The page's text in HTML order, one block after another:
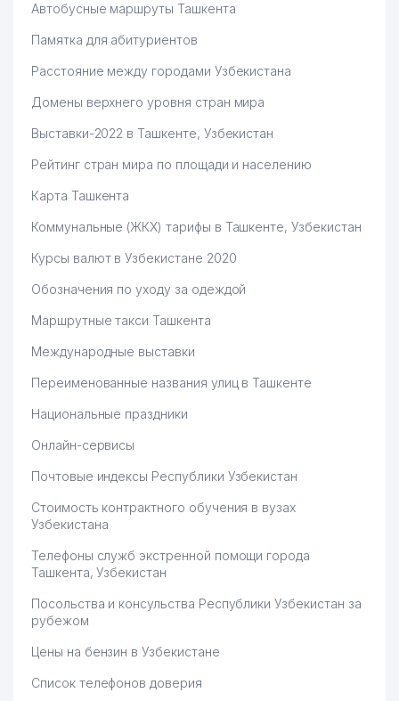
Автобусные маршруты Ташкента
Памятка для абитуриентов
Расстояние между городами Узбекистана
Домены верхнего уровня стран мира
Выставки-2022 в Ташкенте, Узбекистан
Рейтинг стран мира по площади и населению
Карта Ташкента
Коммунальные (ЖКХ) тарифы в Ташкенте, Узбекистан
Курсы валют в Узбекистане 2020
Обозначения по уходу за одеждой
Маршрутные такси Ташкента
Международные выставки
Переименованные названия улиц в Ташкенте
Национальные праздники
Онлайн-сервисы
Почтовые индексы Республики Узбекистан
Стоимость контрактного обучения в вузах
Узбекистана
Телефоны служб экстренной помощи города
Ташкента, Узбекистан
Посольства и консульства Республики Узбекистан за
рубежом
Цены на бензин в Узбекистане
Список телефонов доверия